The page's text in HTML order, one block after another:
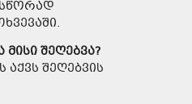
მისიშეღებვა?
შეღებვის